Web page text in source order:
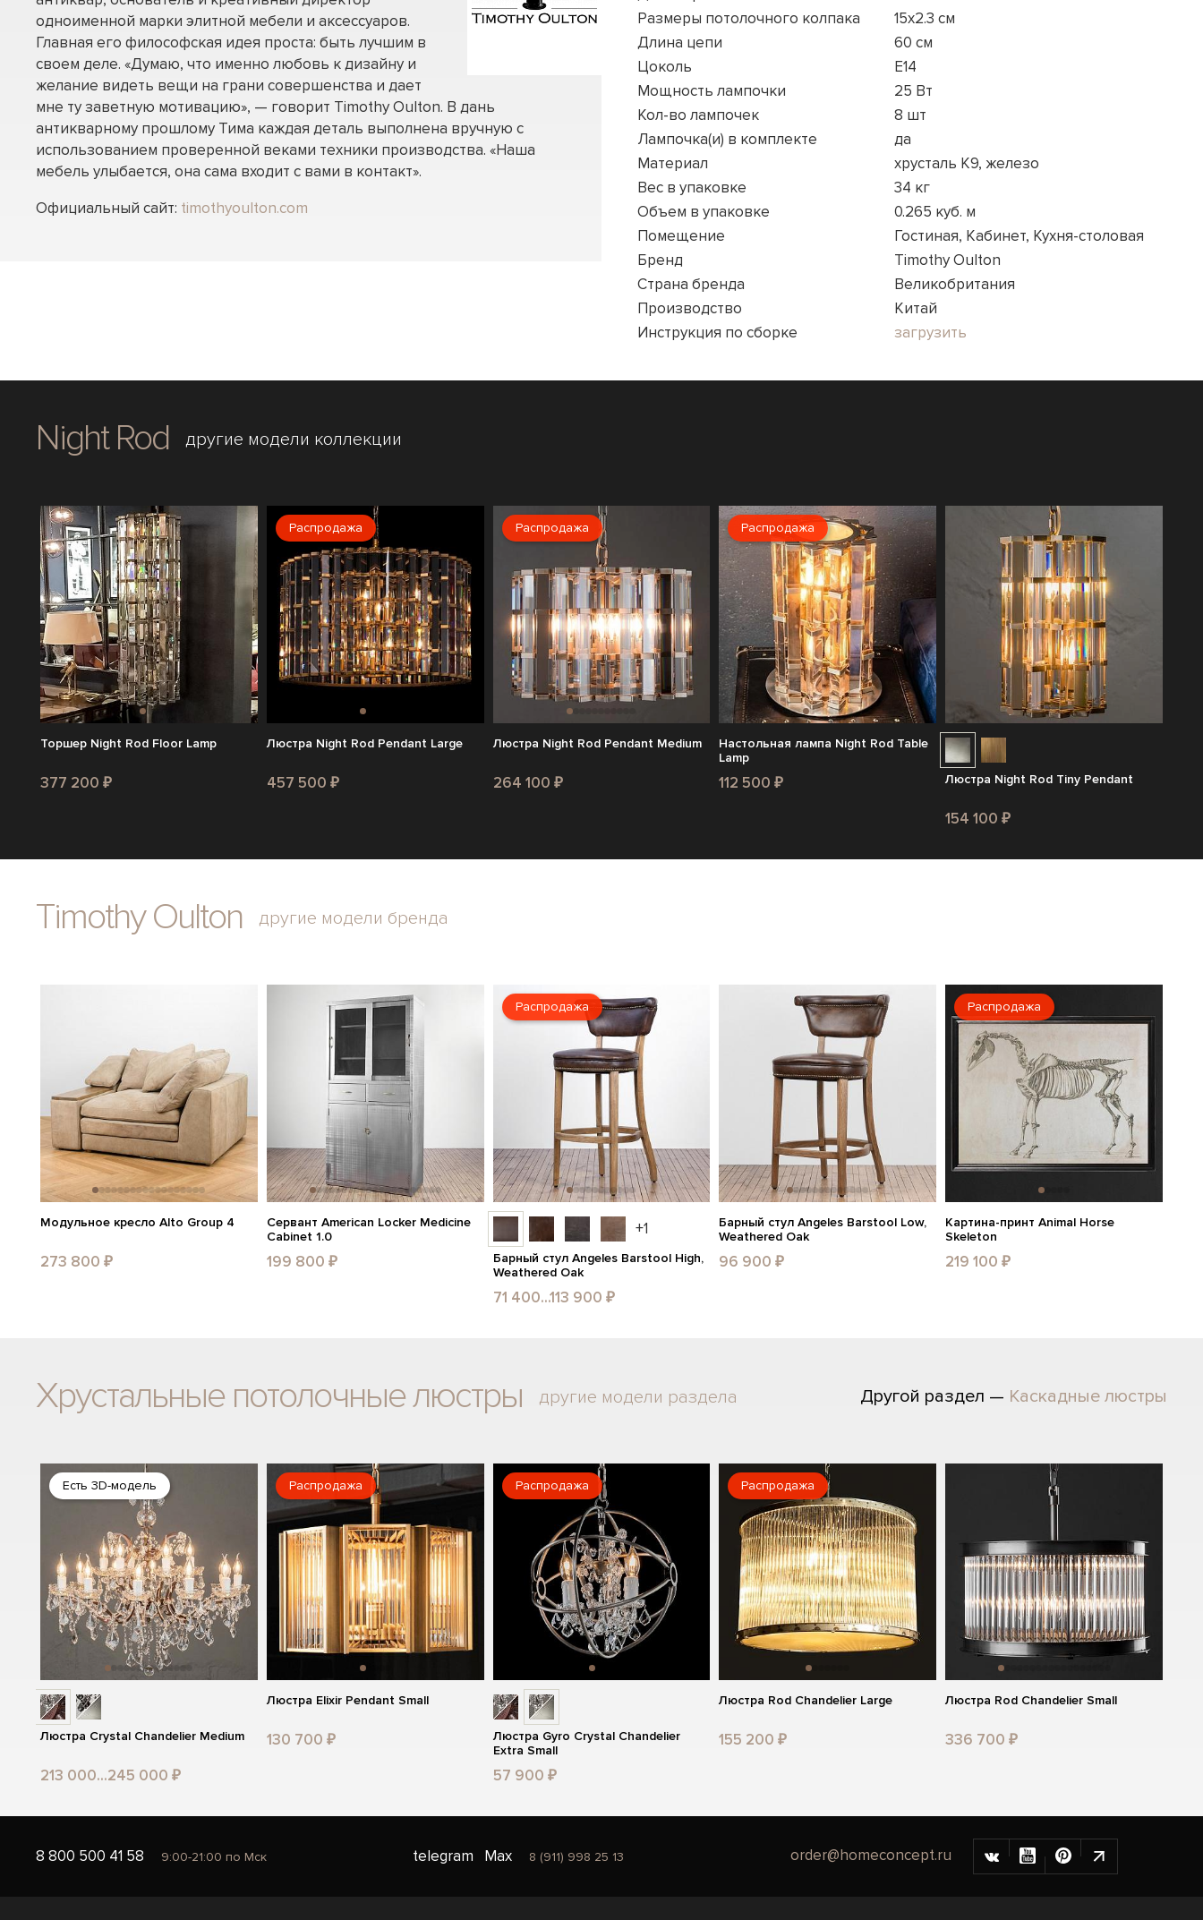
одноименной марки элитной мебели и аксессуаров.
Главная его философская идея проста: быть лучшим в
своем деле. «Думаю, что именно любовь к дизайну и
желание видеть вещи на грани совершенства и дает
мне ту заветную мотивацию», — говорит Timothy Oulton. В дань
антикварному прошлому Тима каждая деталь выполнена вручную с
использованием проверенной веками техники производства. «Наша
мебель улыбается, она сама входит с вами в контакт».
Официальный сайт: timothyoulton.com
Размеры потолочного колпака
15x2.3 см
Длина цепи
60 см
Цоколь
E14
Мощность лампочки
25 Вт
Кол-во лампочек
8 шт
Лампочка(и) в комплекте
да
Материал
хрусталь K9, железо
Вес в упаковке
34 кг
Объем в упаковке
0.265 куб. м
Помещение
Гостиная, Кабинет, Кухня-столовая
Бренд
Timothy Oulton
Страна бренда
Великобритания
Производство
Китай
Инструкция по сборке
загрузить
Night Rod другие модели коллекции
Торшер Night Rod Floor Lamp
377 200 ₽
Распродажа
Люстра Night Rod Pendant Large
457 500 ₽
Распродажа
Люстра Night Rod Pendant Medium
264 100 ₽
Распродажа
Настольная лампа Night Rod Table
Lamp
112 500 ₽ Люстра Night Rod Tiny Pendant
154 100 ₽
Timothy Oulton другие модели бренда
Модульное кресло Alto Group 4
273 800 ₽
Сервант American Locker Medicine
Cabinet 1.0
199 800 ₽
Распродажа
+1
Барный стул Angeles Barstool High,
Weathered Oak
71 400...113 900 ₽
Барный стул Angeles Barstool Low,
Weathered Oak
96 900 ₽
Распродажа
Картина-принт Animal Horse
Skeleton
219 100 ₽
Хрустальные потолочные люстры другие модели раздела Другой раздел — Каскадные люстры
Есть 3D-модель
Люстра Crystal Chandelier Medium
213 000...245 000 ₽
Распродажа
Люстра Elixir Pendant Small
130 700 ₽
Распродажа
Люстра Gyro Crystal Chandelier
Extra Small
57 900 ₽
Распродажа
Люстра Rod Chandelier Large
155 200 ₽
Люстра Rod Chandelier Small
336 700 ₽
8 800 500 41 58 9:00-21:00 по Мск telegram Max 8 (911) 998 25 13 order@homeconcept.ru